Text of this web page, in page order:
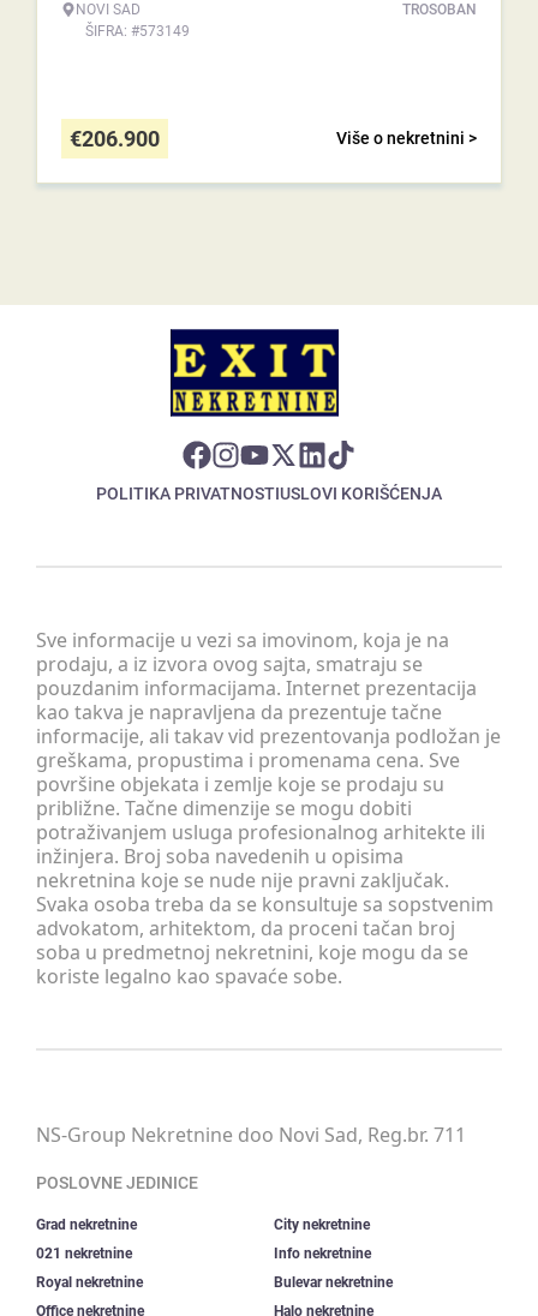
NOVI SAD
ŠIFRA: #573149
TROSOBAN
Više o nekretnini >
€206.900
POLITIKA PRIVATNOSTIUSLOVI KORIŠĆENJA
Sve informacije u vezi sa imovinom, koja je na
prodaju, a iz izvora ovog sajta, smatraju se
pouzdanim informacijama. Internet prezentacija
kao takva je napravljena da prezentuje tačne
informacije, ali takav vid prezentovanja podložan je
greškama, propustima i promenama cena. Sve
površine objekata i zemlje koje se prodaju su
približne. Tačne dimenzije se mogu dobiti
potraživanjem usluga profesionalnog arhitekte ili
inžinjera. Broj soba navedenih u opisima
nekretnina koje se nude nije pravni zaključak.
Svaka osoba treba da se konsultuje sa sopstvenim
advokatom, arhitektom, da proceni tačan broj
soba u predmetnoj nekretnini, koje mogu da se
koriste legalno kao spavaće sobe.
NS-Group Nekretnine doo Novi Sad, Reg.br. 711
POSLOVNE JEDINICE
Grad nekretnine
City nekretnine
021 nekretnine
Info nekretnine
Royal nekretnine
Bulevar nekretnine
Office nekretnine
Halo nekretnine